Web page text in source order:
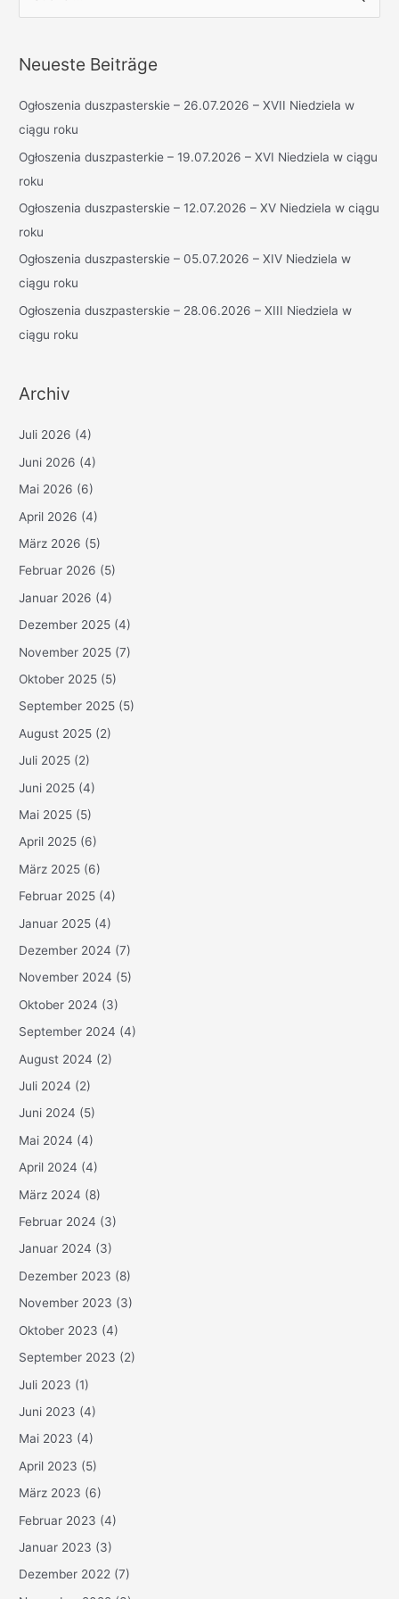
h
n
n
a
c
h
Neueste Beiträge
Ogłoszenia duszpasterskie – 26.07.2026 – XVII Niedziela w
ciągu roku
Ogłoszenia duszpasterkie – 19.07.2026 – XVI Niedziela w ciągu
roku
Ogłoszenia duszpasterskie – 12.07.2026 – XV Niedziela w ciągu
roku
Ogłoszenia duszpasterskie – 05.07.2026 – XIV Niedziela w
ciągu roku
Ogłoszenia duszpasterskie – 28.06.2026 – XIII Niedziela w
ciągu roku
Archiv
Juli 2026 (4)
Juni 2026 (4)
Mai 2026 (6)
April 2026 (4)
März 2026 (5)
Februar 2026 (5)
Januar 2026 (4)
Dezember 2025 (4)
November 2025 (7)
Oktober 2025 (5)
September 2025 (5)
August 2025 (2)
Juli 2025 (2)
Juni 2025 (4)
Mai 2025 (5)
April 2025 (6)
März 2025 (6)
Februar 2025 (4)
Januar 2025 (4)
Dezember 2024 (7)
November 2024 (5)
Oktober 2024 (3)
September 2024 (4)
August 2024 (2)
Juli 2024 (2)
Juni 2024 (5)
Mai 2024 (4)
April 2024 (4)
März 2024 (8)
Februar 2024 (3)
Januar 2024 (3)
Dezember 2023 (8)
November 2023 (3)
Oktober 2023 (4)
September 2023 (2)
Juli 2023 (1)
Juni 2023 (4)
Mai 2023 (4)
April 2023 (5)
März 2023 (6)
Februar 2023 (4)
Januar 2023 (3)
Dezember 2022 (7)